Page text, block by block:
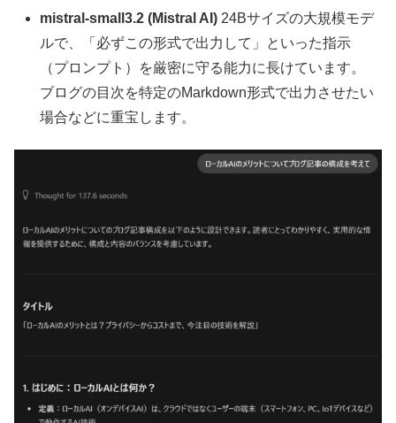
mistral-small3.2 (Mistral AI) 24Bサイズの大規模モデ
ルで、「必ずこの形式で出力して」といった指示
（プロンプト）を厳密に守る能力に長けています。
ブログの目次を特定のMarkdown形式で出力させたい
場合などに重宝します。